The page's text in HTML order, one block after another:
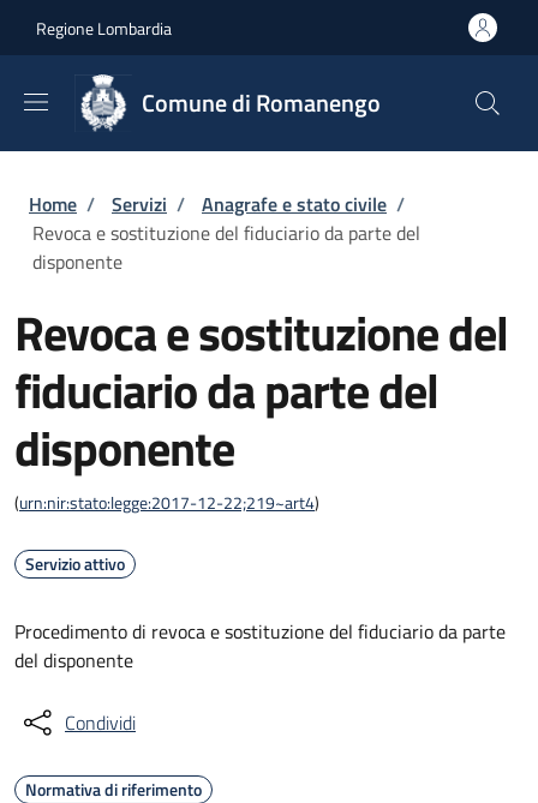
Regione Lombardia
Comune di Romanengo
Briciole di pane
Home / Servizi / Anagrafe e stato civile /
Revoca e sostituzione del fiduciario da parte del
disponente
Revoca e sostituzione del
fiduciario da parte del
disponente
(urn:nir:stato:legge:2017-12-22;219~art4)
Servizio attivo
Procedimento di revoca e sostituzione del fiduciario da parte
del disponente
Condividi
Normativa di riferimento